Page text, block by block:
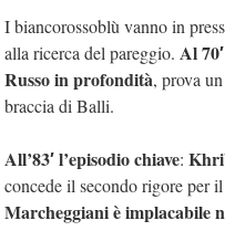
I biancorossoblù vanno in
alla ricerca del pareggio. Al
Russo in profondità, prova
braccia di Balli.
All’83′ l’episodio chiave:
concede il secondo rigore per
Marcheggiani è implacabile